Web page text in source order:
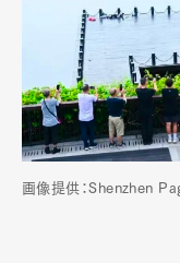
画像提供：Shenzhen